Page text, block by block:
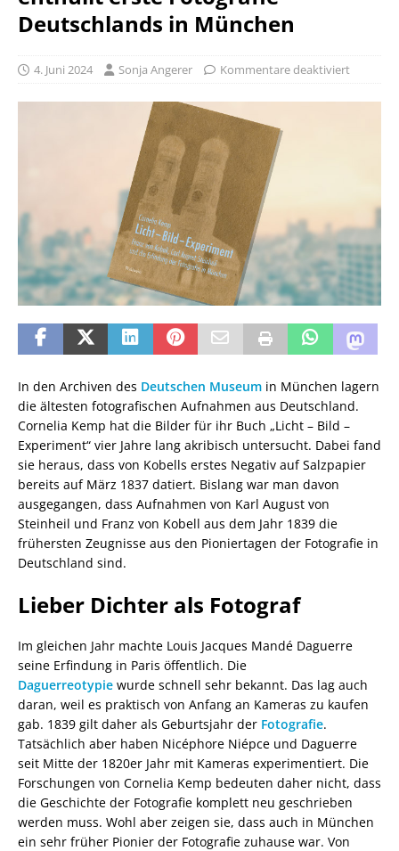
Deutschlands in München
4. Juni 2024 Sonja Angerer Kommentare deaktiviert
In den Archiven des Deutschen Museum in München lagern
die ältesten fotografischen Aufnahmen aus Deutschland.
Cornelia Kemp hat die Bilder für ihr Buch „Licht – Bild –
Experiment“ vier Jahre lang akribisch untersucht. Dabei fand
sie heraus, dass von Kobells erstes Negativ auf Salzpapier
bereits auf März 1837 datiert. Bislang war man davon
ausgegangen, dass Aufnahmen von Karl August von
Steinheil und Franz von Kobell aus dem Jahr 1839 die
frühersten Zeugnisse aus den Pioniertagen der Fotografie in
Deutschland sind.
Lieber Dichter als Fotograf
Im gleichen Jahr machte Louis Jacques Mandé Daguerre
seine Erfindung in Paris öffentlich. Die
Daguerreotypie wurde schnell sehr bekannt. Das lag auch
daran, weil es praktisch von Anfang an Kameras zu kaufen
gab. 1839 gilt daher als Geburtsjahr der Fotografie.
Tatsächlich aber haben Nicéphore Niépce und Daguerre
seit Mitte der 1820er Jahr mit Kameras experimentiert. Die
Forschungen von Cornelia Kemp bedeuten daher nicht, dass
die Geschichte der Fotografie komplett neu geschrieben
werden muss. Wohl aber zeigen sie, dass auch in München
ein sehr früher Pionier der Fotografie zuhause war. Von